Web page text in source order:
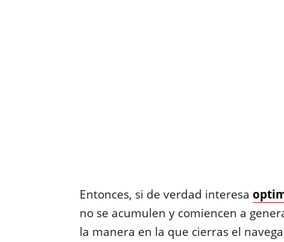
Entonces, si de verdad interesa
no se acumulen y comiencen a
la manera en la que cierras el